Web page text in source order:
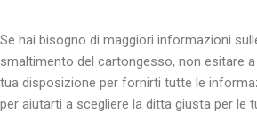
Se hai bisogno di maggiori informazioni
smaltimento del cartongesso, non esitare
tua disposizione per fornirti tutte le
per aiutarti a scegliere la ditta giusta per le